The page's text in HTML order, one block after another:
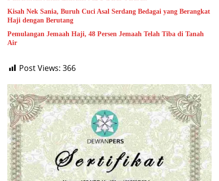
Kisah Nek Sania, Buruh Cuci Asal Serdang Bedagai yang Berangkat
Haji dengan Berutang
Pemulangan Jemaah Haji, 48 Persen Jemaah Telah Tiba di Tanah
Air
Post Views: 366